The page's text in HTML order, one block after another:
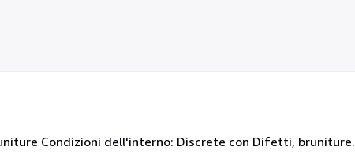
Condizioni dell'interno: Discrete con Difetti, bruniture.